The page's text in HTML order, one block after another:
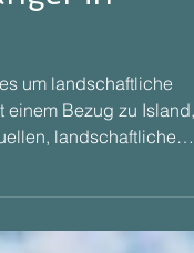
in
um landschaftliche
am Wasser.